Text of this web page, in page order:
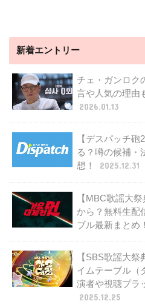
新着エントリー
チェ・ガンロク
言や人気の理由
2026.01.13
【デスパッチ
る？噂の候補・
想！
2025.12.31
【MBC歌謡大
から？無料生配
ブル最新まとめ
【SBS歌謡大
イムテーブル（
演者や視聴プラ
2025.12.25